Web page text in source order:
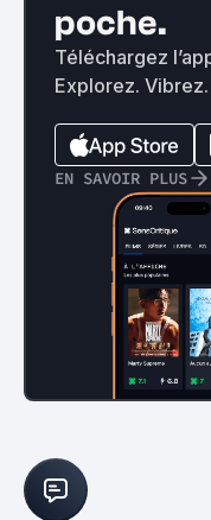
poche.
Téléchargez
Explorez.
EN SAVOIR PLUS